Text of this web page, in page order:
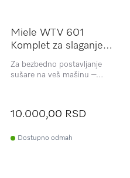
Miele WTV 601
Komplet za slaganje
pranje/sušenje
Za bezbedno postavljanje
sušare na veš mašinu –
10.000,00 RSD
Dostupno odmah